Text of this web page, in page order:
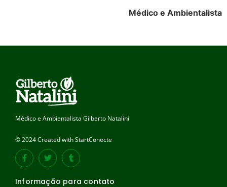
Médico e Ambientalista
Médico e Ambientalista Gilberto Natalini
© 2024 Created with StartConecte
Informação para contato